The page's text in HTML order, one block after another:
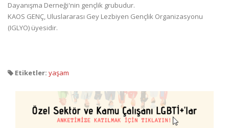
Dayanışma Derneği'nin gençlik grubudur.
KAOS GENÇ, Uluslararası Gey Lezbiyen Gençlik Organizasyonu
(IGLYO) üyesidir.
Etiketler: yaşam